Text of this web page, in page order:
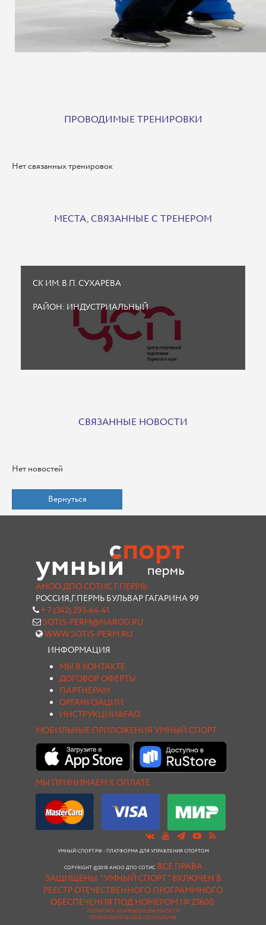
ПРОВОДИМЫЕ ТРЕНИРОВКИ
Нет связанных тренировок
МЕСТА, СВЯЗАННЫЕ С ТРЕНЕРОМ
СК ИМ. В.П. СУХАРЕВА
РАЙОН: ИНДУСТРИАЛЬНЫЙ
СВЯЗАННЫЕ НОВОСТИ
Нет новостей
Вернуться
АНОО ДПО СОТИС Г.ПЕРМЬ
РОССИЯ,Г.ПЕРМЬ БУЛЬВАР ГАГАРИНА 99
+ 7 (342) 293-64-41
SOTIS-PERM@NAROD.RU
WWW.SOTIS-PERM.RU
ИНФОРМАЦИЯ
МЫ В КОНТАКТЕ
ДОГОВОР ОФЕРТЫ
ПАРТНЕРАМ
ОРГАНИЗАЦИИ
ИНСТРУКЦИИ&FAQ
МОБИЛЬНЫЕ ПРИЛОЖЕНИЯ УМНЫЙ СПОРТ
МЫ ПРИНИМАЕМ К ОПЛАТЕ
УМНЫЙ-СПОРТ.РФ - ПЛАТФОРМА ДЛЯ УПРАВЛЕНИЯ СПОРТОМ
COPYRIGHT ©2018 АНОО ДПО СОТИС. ВСЕ ПРАВА
ЗАЩИЩЕНЫ."УМНЫЙ СПОРТ " ВКЛЮЧЕН В
РЕЕСТР ОТЕЧЕСТВЕННОГО ПРОГРАММНОГО
ОБЕСПЕЧЕНИЯ ПОД НОМЕРОМ № 23600.
ПОЛИТИКА КОНФИДЕНЦИАЛЬНОСТИ
ПОЛЬЗОВАТЕЛЬСКОЕ СОГЛАШЕНИЕ